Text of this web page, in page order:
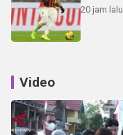
20 jam lalu
Video